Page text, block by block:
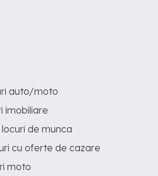
auto/moto
imobiliare
de munca
cu oferte de cazare
moto